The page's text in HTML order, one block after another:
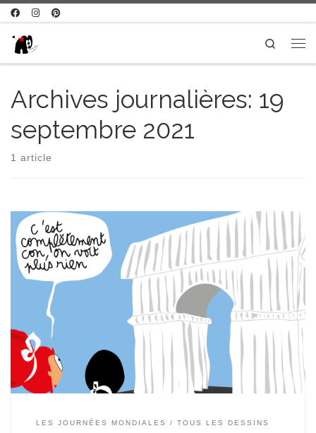
Passer au contenu
Search
Archives journalières: 19
septembre 2021
1 article
LES JOURNÉES MONDIALES TOUS LES DESSINS